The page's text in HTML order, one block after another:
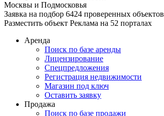
Москвы и Подмосковья
Заявка на подбор 6424 проверенных объектов
Разместить объект Реклама на 52 порталах
Аренда
Поиск по базе аренды
Лицензирование
Спецпредложения
Регистрация недвижимости
Магазин под ключ
Оставить заявку
Продажа
Поиск по базе продажи